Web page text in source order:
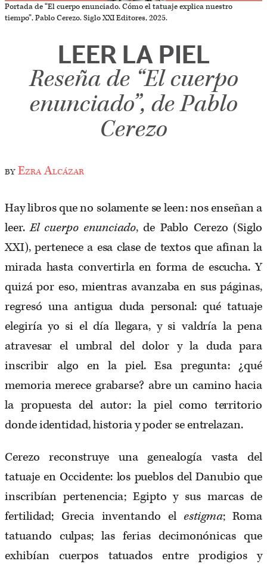
Portada de “El cuerpo enunciado. Cómo el tatuaje explica nuestro
tiempo”, Pablo Cerezo. Siglo XXI Editores, 2025.
LEER LA PIEL
Reseña de “El cuerpo
enunciado”, de Pablo
Cerezo
byEzra Alcázar
Hay libros que no solamente se leen: nos enseñan a
leer.El cuerpo enunciado, de Pablo Cerezo (Siglo
XXI), pertenece a esa clase de textos que afinan la
mirada hasta convertirla en forma de escucha. Y
quizá por eso, mientras avanzaba en sus páginas,
regresó una antigua duda personal: qué tatuaje
elegiría yo si el día llegara, y si valdría la pena
atravesar el umbral del dolor y la duda para
inscribir algo en la piel. Esa pregunta: ¿qué
memoria merece grabarse? abre un camino hacia
la propuesta del autor: la piel como territorio
donde identidad, historia y poder se entrelazan.
Cerezo reconstruye una genealogía vasta del
tatuaje en Occidente: los pueblos del Danubio que
inscribían pertenencia; Egipto y sus marcas de
fertilidad; Grecia inventando elestigma; Roma
tatuando culpas; las ferias decimonónicas que
exhibían cuerpos tatuados entre prodigios y